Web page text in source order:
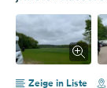
Zeige in Liste